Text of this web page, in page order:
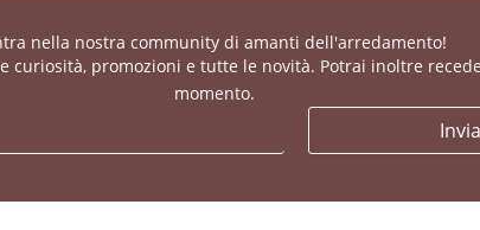
nella nostra community di amanti dell'arredamento!
curiosità, promozioni e tutte le novità. Potrai inoltre
momento.
Invia